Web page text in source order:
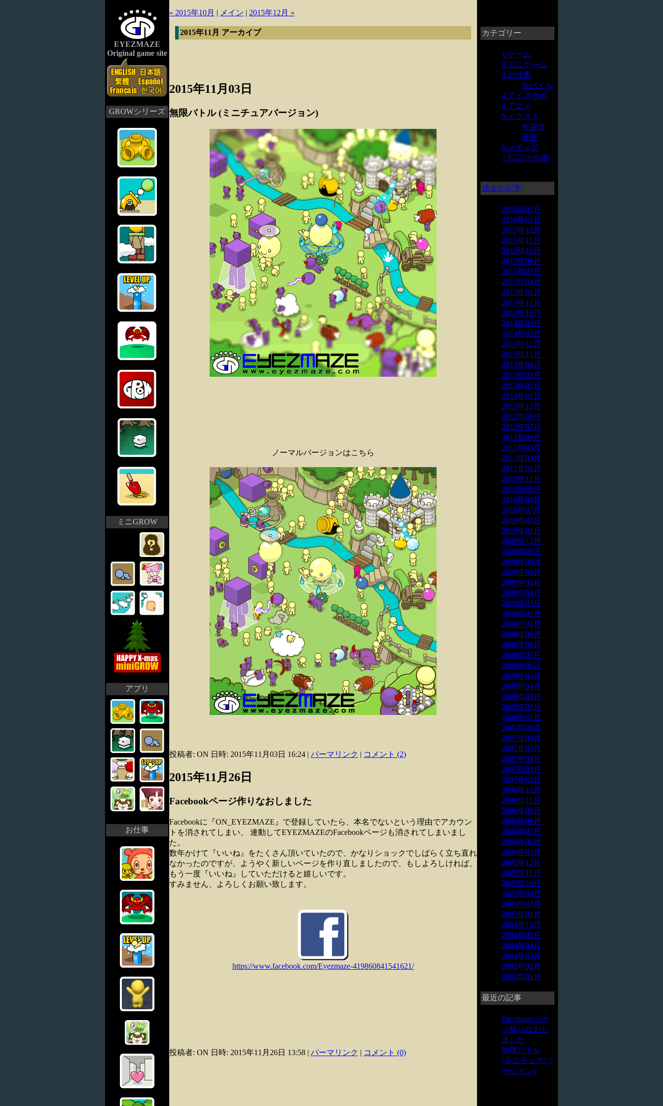
EYEZMAZE
Original game site
GROWシリーズ
ミニGROW
アプリ
お仕事
« 2015年10月 | メイン | 2015年12月 »
2015年11月 アーカイブ
2015年11月03日
無限バトル (ミニチュアバージョン)
ノーマルバージョンはこちら
投稿者: ON 日時: 2015年11月03日 16:24 | パーマリンク | コメント (2)
2015年11月26日
Facebookページ作りなおしました
Facebookに『ON_EYEZMAZE』で登録していたら、本名でないという理由でアカウン
トを消されてしまい、 連動してEYEZMAZEのFacebookページも消されてしまいまし
た。
数年かけて『いいね』をたくさん頂いていたので、かなりショックでしばらく立ち直れ
なかったのですが、ようやく新しいページを作り直しましたので、もしよろしければ、
もう一度『いいね』していただけると嬉しいです。
すみません、よろしくお願い致します。
https://www.facebook.com/Eyezmaze-419860841541621/
投稿者: ON 日時: 2015年11月26日 13:58 | パーマリンク | コメント (0)
カテゴリー
1.ゲーム
2.ミニゲーム
3.お仕事
モバイル
4.アイズラボ
4.アニメ
5.イラスト
年賀状
漫画
6.メディア
7.日記/その他
過去の記事
2016年02月
2016年01月
2015年12月
2015年11月
2015年10月
2015年08月
2015年07月
2015年04月
2015年01月
2014年11月
2014年10月
2014年09月
2014年02月
2013年12月
2013年11月
2013年04月
2013年03月
2013年02月
2013年01月
2012年12月
2012年09月
2012年07月
2011年09月
2011年05月
2011年03月
2011年01月
2010年11月
2010年09月
2010年08月
2010年07月
2010年02月
2010年01月
2009年12月
2009年09月
2009年08月
2009年06月
2009年05月
2009年04月
2009年03月
2009年02月
2009年01月
2008年09月
2008年08月
2008年07月
2008年06月
2008年05月
2008年04月
2008年03月
2008年02月
2008年01月
2007年09月
2007年08月
2007年05月
2007年04月
2007年03月
2007年02月
2006年12月
2006年11月
2006年09月
2006年08月
2006年07月
2006年06月
2006年05月
2005年12月
2005年11月
2005年10月
2005年09月
2005年07月
2005年01月
2004年10月
2004年05月
2004年04月
2004年03月
2002年02月
2002年01月
最近の記事
Facebookペー
ジ作りなおし
ました
無限バトル
(ミニチュアバ
ージョン)